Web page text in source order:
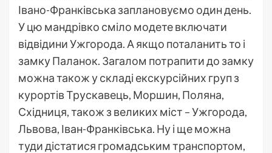
Івано-Франківська заплановуємо один день.
У цю мандрівко сміло модете включати
відвідини Ужгорода. А якщо поталанить то і
замку Паланок. Загалом потрапити до замку
можна також у складі екскурсійних груп з
курортів Трускавець, Моршин, Поляна,
Східниця, також з великих міст – Ужгорода,
Львова, Іван-Франківська. Ну і ще можна
туди дістатися громадським транспортом,